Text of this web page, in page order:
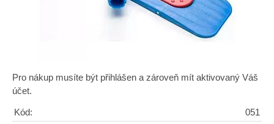
Pro nákup musíte být přihlášen a zároveň mít aktivovaný Váš
účet.
Kód:
051